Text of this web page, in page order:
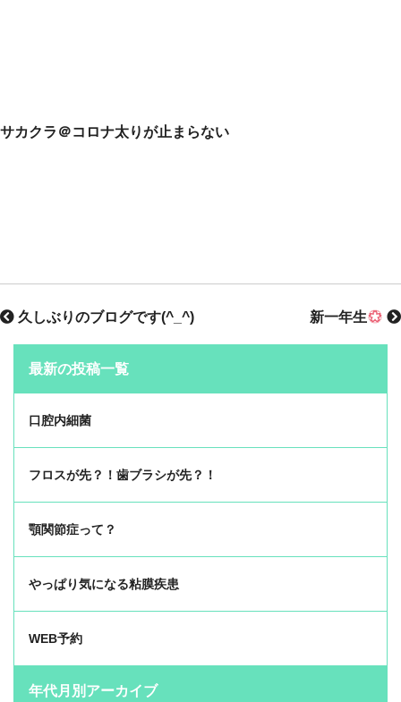
サカクラ＠コロナ太りが止まらない
新一年生
久しぶりのブログです(^_^)
最新の投稿一覧
口腔内細菌
フロスが先？！歯ブラシが先？！
顎関節症って？
やっぱり気になる粘膜疾患
WEB予約
年代月別アーカイブ